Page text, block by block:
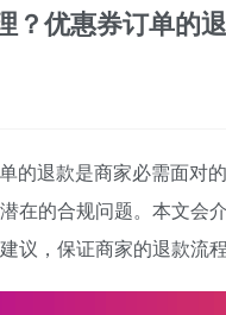
优惠券订单的
的退款是商家必需面对
在的合规问题。本文会
，保证商家的退款流程